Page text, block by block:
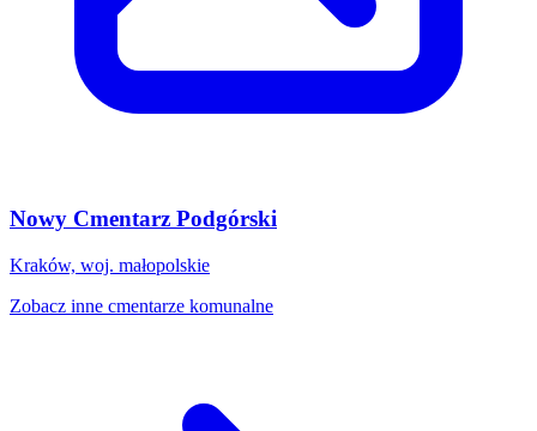
Nowy Cmentarz Podgórski
Kraków, woj. małopolskie
Zobacz inne cmentarze komunalne